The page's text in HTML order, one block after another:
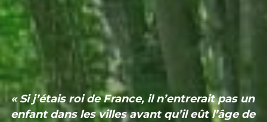
« Si j’étais roi de France, il n’entrerait pas un
enfant dans les villes avant qu’il eût l’âge de